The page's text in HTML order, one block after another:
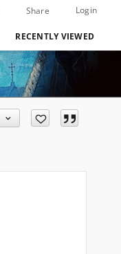
Share Login
RECENTLY VIEWED